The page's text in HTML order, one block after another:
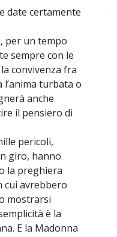
date certamente
per un tempo
sempre con le
convivenza fra
turbata o
anche
il pensiero di
pericoli,
giro, hanno
la preghiera
cui avrebbero
mostrarsi
è la
E la Madonna